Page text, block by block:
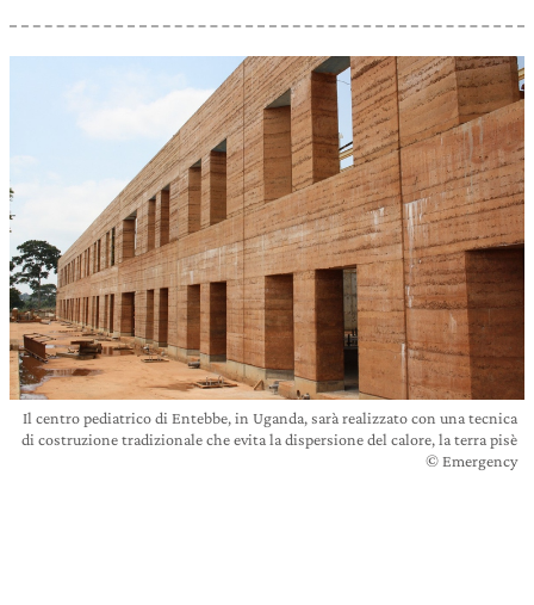
Il centro pediatrico di Entebbe, in Uganda, sarà realizzato con una tecnica
di costruzione tradizionale che evita la dispersione del calore, la terra pisè
© Emergency